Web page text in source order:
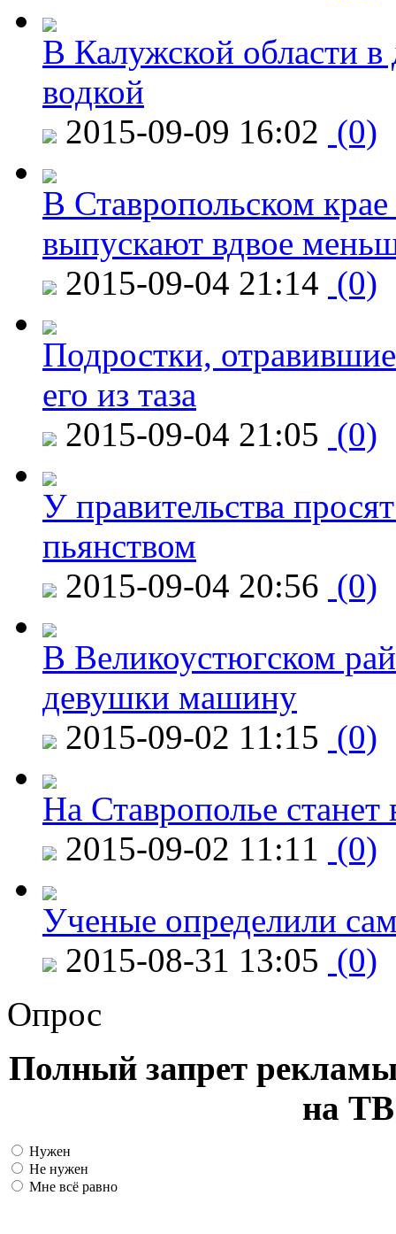
В Калужской области в
водкой
2015-09-09 16:02 (0)
В Ставропольском
выпускают вдвое
2015-09-04 21:14 (0)
Подростки,
его из таза
2015-09-04 21:05 (0)
У правительства
пьянством
2015-09-04 20:56 (0)
В Великоустюгском
девушки машину
2015-09-02 11:15 (0)
На Ставрополье
2015-09-02 11:11 (0)
Ученые определили
2015-08-31 13:05 (0)
Опрос
Полный запрет
на ТВ
Нужен
Не нужен
Мне всё равно